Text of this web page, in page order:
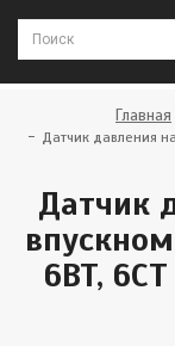
Главная
Датчик давления
Датчик
6BT,